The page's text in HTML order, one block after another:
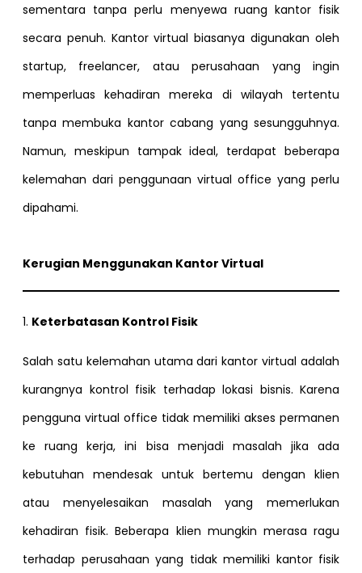
sementara tanpa perlu menyewa ruang kantor fisik
secara penuh. Kantor virtual biasanya digunakan oleh
startup, freelancer, atau perusahaan yang ingin
memperluas kehadiran mereka di wilayah tertentu
tanpa membuka kantor cabang yang sesungguhnya.
Namun, meskipun tampak ideal, terdapat beberapa
kelemahan dari penggunaan virtual office yang perlu
dipahami.
Kerugian Menggunakan Kantor Virtual
1. Keterbatasan Kontrol Fisik
Salah satu kelemahan utama dari kantor virtual adalah
kurangnya kontrol fisik terhadap lokasi bisnis. Karena
pengguna virtual office tidak memiliki akses permanen
ke ruang kerja, ini bisa menjadi masalah jika ada
kebutuhan mendesak untuk bertemu dengan klien
atau menyelesaikan masalah yang memerlukan
kehadiran fisik. Beberapa klien mungkin merasa ragu
terhadap perusahaan yang tidak memiliki kantor fisik